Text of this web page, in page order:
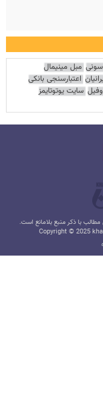
مبل مینیمال
اعتبارسنجی بانکی
سایت یوتوتایمز
با ذکر منبع بلامانع است.
Copyright © 2025